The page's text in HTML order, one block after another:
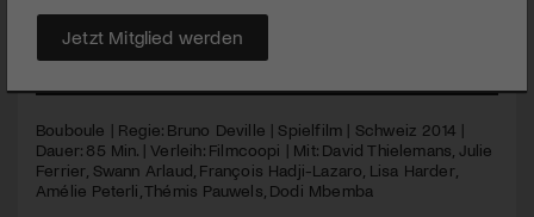
erzählte Komödie.
MEHR
Bouboule | Regie: Bruno Deville | Spielfilm | Schweiz 2014 |
Dauer: 85 Min. | Verleih: Filmcoopi | Mit: David Thielemans, Julie
Ferrier, Swann Arlaud, François Hadji-Lazaro, Lisa Harder,
Amélie Peterli, Thémis Pauwels, Dodi Mbemba
Jetzt Mitglied werden